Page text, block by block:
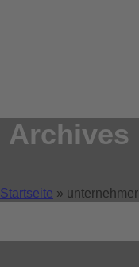
Archives
Startseite » unternehmer